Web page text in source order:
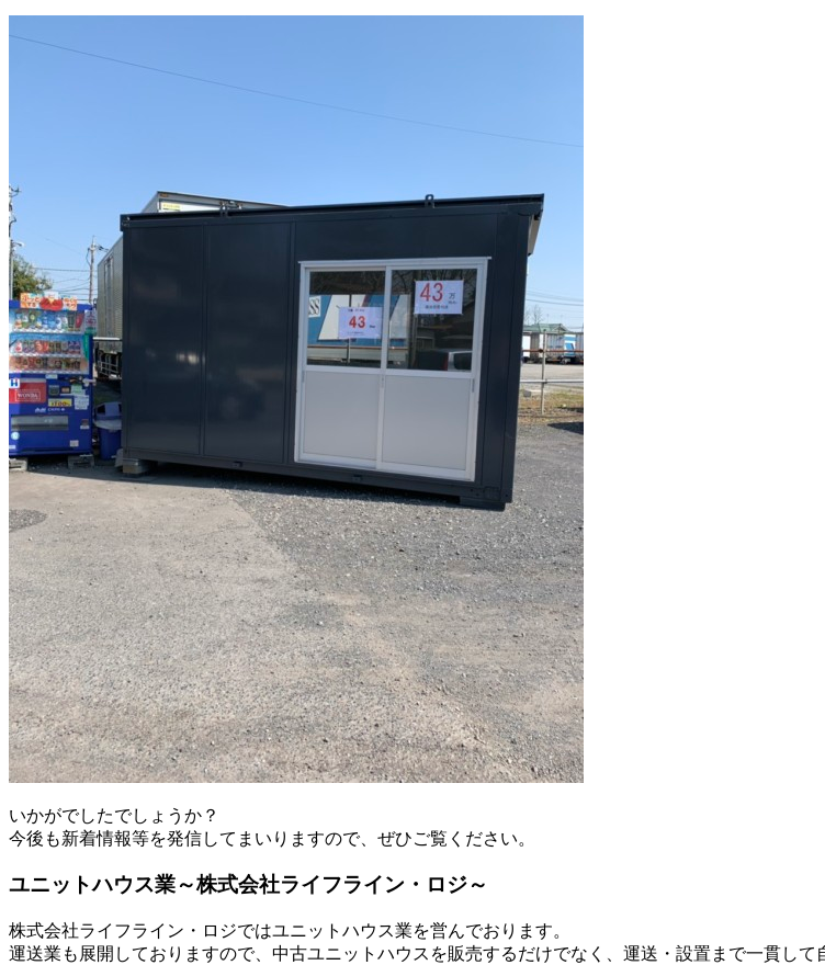
いかがでしたでしょうか？
今後も新着情報等を発信してまいりますので、ぜひご覧ください。
ユニットハウス業～株式会社ライフライン・ロジ～
株式会社ライフライン・ロジではユニットハウス業を営んでおります。
運送業も展開しておりますので、中古ユニットハウスを販売するだけでなく、運送・設置まで一貫して